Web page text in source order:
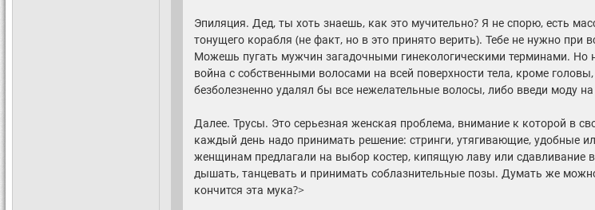
Эпиляция. Дед, ты хоть знаешь, как это мучительно? Я не спорю, есть
тонущего корабля (не факт, но в это принято верить). Тебе не нужно
Можешь пугать мужчин загадочными гинекологическими терминами. Но
война с собственными волосами на всей поверхности тела, кроме
безболезненно удалял бы все нежелательные волосы, либо введи моду
Далее. Трусы. Это серьезная женская проблема, внимание к которой в
каждый день надо принимать решение: стринги, утягивающие, удобные
женщинам предлагали на выбор костер, кипящую лаву или сдавливание
дышать, танцевать и принимать соблазнительные позы. Думать же
кончится эта мука?>